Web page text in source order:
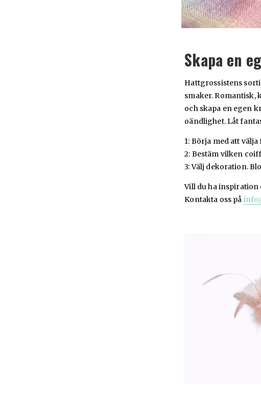
Skapa en
Hattgrossistens
smaker. Romantisk,
och skapa en egen
oändlighet. Låt
1: Börja med att
2: Bestäm vilken
3: Välj dekoration.
Vill du ha
Kontakta oss på